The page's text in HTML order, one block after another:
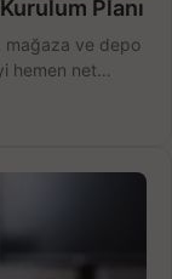
Planı
mağaza ve depo
hemen net